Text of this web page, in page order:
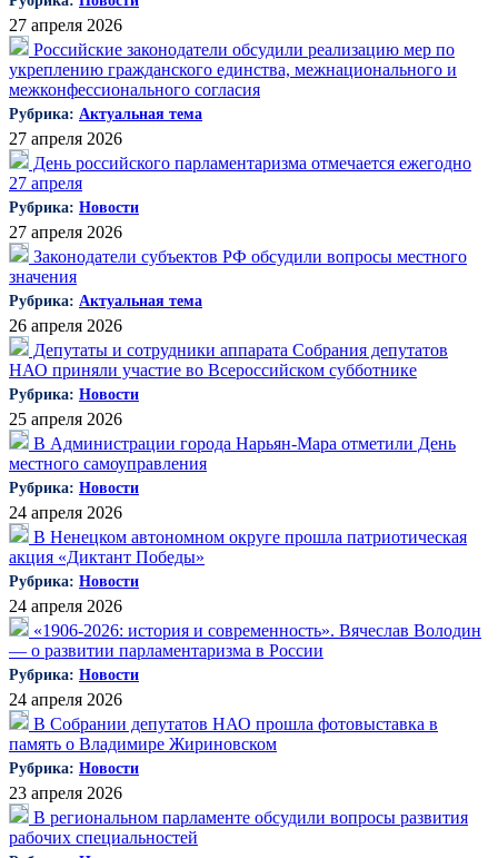
27 апреля 2026
Российские законодатели обсудили реализацию мер по
укреплению гражданского единства, межнационального и
межконфессионального согласия
Рубрика: Актуальная тема
27 апреля 2026
День российского парламентаризма отмечается ежегодно
27 апреля
Рубрика: Новости
27 апреля 2026
Законодатели субъектов РФ обсудили вопросы местного
значения
Рубрика: Актуальная тема
26 апреля 2026
Депутаты и сотрудники аппарата Собрания депутатов
НАО приняли участие во Всероссийском субботнике
Рубрика: Новости
25 апреля 2026
В Администрации города Нарьян-Мара отметили День
местного самоуправления
Рубрика: Новости
24 апреля 2026
В Ненецком автономном округе прошла патриотическая
акция «Диктант Победы»
Рубрика: Новости
24 апреля 2026
«1906-2026: история и современность». Вячеслав Володин
— о развитии парламентаризма в России
Рубрика: Новости
24 апреля 2026
В Собрании депутатов НАО прошла фотовыставка в
память о Владимире Жириновском
Рубрика: Новости
23 апреля 2026
В региональном парламенте обсудили вопросы развития
рабочих специальностей